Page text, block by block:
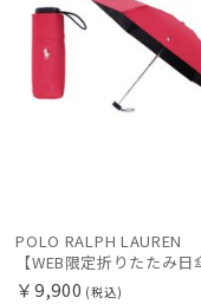
カテゴリー
その他
価格の低い
人気順
POLO RALPH LAUREN
￥9,900 (税込)